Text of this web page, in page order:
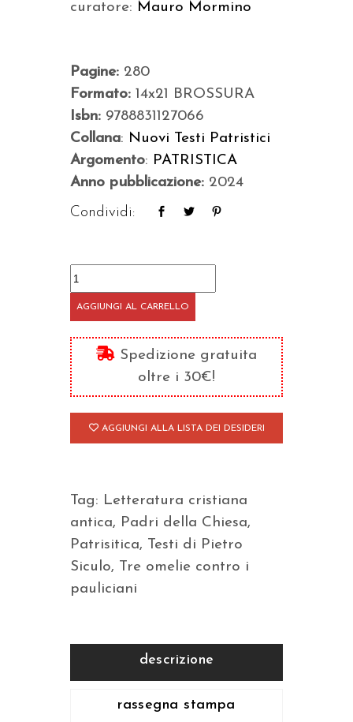
curatore: Mauro Mormino
Pagine: 280
Formato: 14x21 BROSSURA
Isbn: 9788831127066
Collana: Nuovi Testi Patristici
Argomento: PATRISTICA
Anno pubblicazione: 2024
Condividi:
Tre
omelie
contro
i
pauliciani
quantità
AGGIUNGI AL CARRELLO
Spedizione gratuita
oltre i 30€!
AGGIUNGI ALLA LISTA DEI DESIDERI
Tag: Letteratura cristiana
antica, Padri della Chiesa,
Patrisitica,
Testi di Pietro
Siculo,
Tre omelie contro i
pauliciani
descrizione
rassegna stampa